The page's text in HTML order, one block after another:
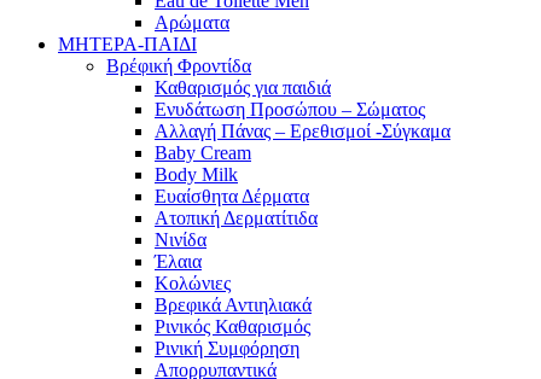
Αρώματα
ΜΗΤΕΡΑ-ΠΑΙΔΙ
Βρέφική Φροντίδα
Καθαρισμός για παιδιά
Ενυδάτωση Προσώπου – Σώματος
Αλλαγή Πάνας – Ερεθισμοί -Σύγκαμα
Baby Cream
Body Milk
Ευαίσθητα Δέρματα
Ατοπική Δερματίτιδα
Νινίδα
Έλαια
Κολώνιες
Βρεφικά Αντιηλιακά
Ρινικός Καθαρισμός
Ρινική Συμφόρηση
Απορρυπαντικά